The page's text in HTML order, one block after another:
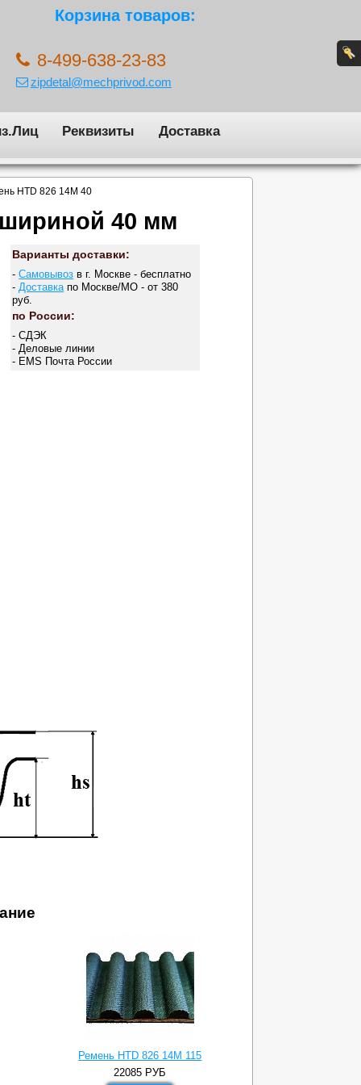
Корзина товаров:
8-499-638-23-83
zipdetal@mechprivod.com
Реквизиты
Доставка
HTD 826 14M 40
40 мм
Варианты доставки:
-Самовывоз в г. Москве - бесплатно
- Доставка по Москве/МО - от 380
руб.
по России:
- СДЭК
- Деловые линии
- EMS Почта России
Ремень HTD 826 14M 115
22085 РУБ